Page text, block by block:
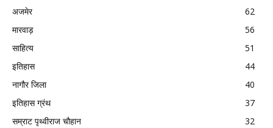
अजमेर
62
मारवाड़
56
साहित्य
51
इतिहास
44
नागौर जिला
40
इतिहास ग्रंथ
37
सम्राट पृथ्वीराज चौहान
32